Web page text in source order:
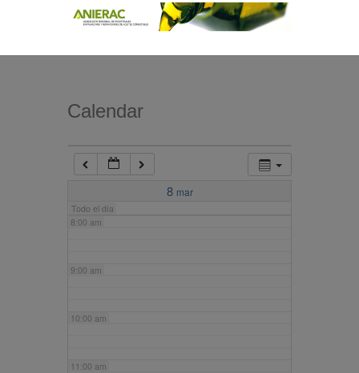
Calendar
8 mar
Todo el día
7:00 am
8:00 am
9:00 am
10:00 am
11:00 am